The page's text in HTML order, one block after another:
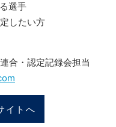
選手
したい方
合・認定記録会担当
イトへ